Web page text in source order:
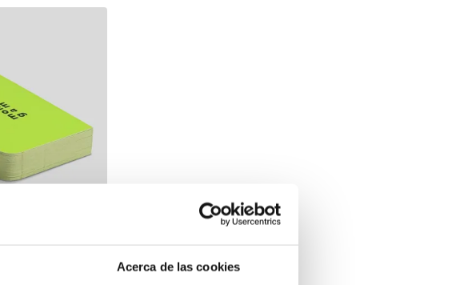
Acerca de las cookies